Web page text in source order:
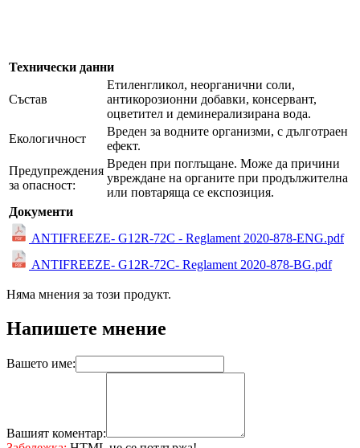
Технически данни
Състав
Етиленгликол, неорганични соли,
антикорозионни добавки, консервант,
оцветител и деминерализирана вода.
Екологичност
Вреден за водните организми, с дълготраен
ефект.
Предупреждения
за опасност:
Вреден при поглъщане. Може да причини
увреждане на органите при продължителна
или повтаряща се експозиция.
Документи
ANTIFREEZE- G12R-72C - Reglament 2020-878-ENG.pdf
ANTIFREEZE- G12R-72C- Reglament 2020-878-BG.pdf
Няма мнения за този продукт.
Напишете мнение
Вашето име:
Вашият коментар: